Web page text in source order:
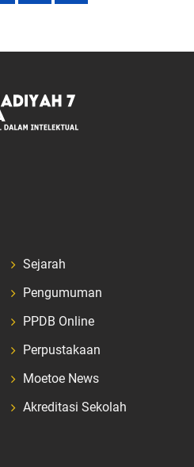
Sejarah
Pengumuman
PPDB Online
Perpustakaan
Moetoe News
Akreditasi Sekolah